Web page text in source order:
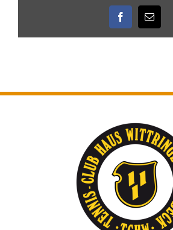
Facebook
E-
Mail